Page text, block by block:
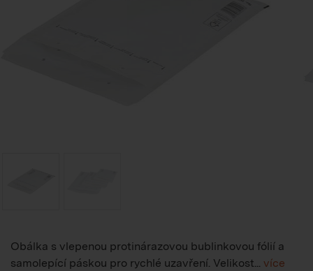
Obálka s vlepenou protinárazovou bublinkovou fólií a
samolepící páskou pro rychlé uzavření. Velikost... více